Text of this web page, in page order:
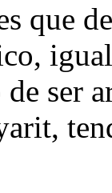
que
ser